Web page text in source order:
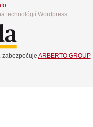
.
technológií Wordpress.
zabezpečuje ARBERTO GROUP